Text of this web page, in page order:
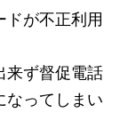
ドが不正利用
来ず督促電話
なってしまい